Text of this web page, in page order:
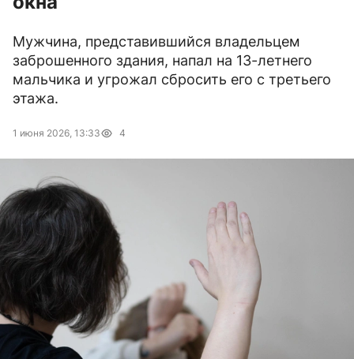
Мужчина, представившийся владельцем
заброшенного здания, напал на 13-летнего
мальчика и угрожал сбросить его с третьего
этажа.
1 июня 2026, 13:33 4